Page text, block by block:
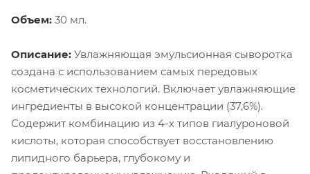
Объем: 30 мл.
Описание: Увлажняющая эмульсионная сыворотка
создана с использованием самых передовых
косметических технологий. Включает увлажняющие
ингредиенты в высокой концентрации (37,6%).
Содержит комбинацию из 4-х типов гиалуроновой
кислоты, которая способствует восстановлению
липидного барьера, глубокому и